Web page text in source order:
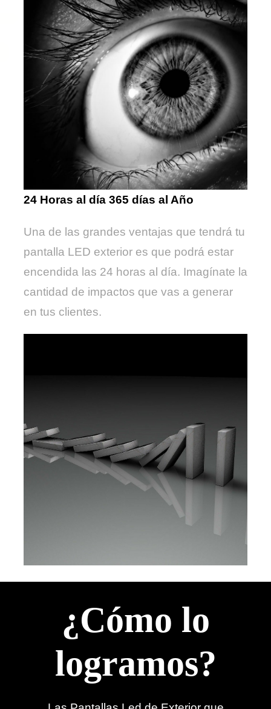
24 Horas al día 365 días al Año
Una de las grandes ventajas que tendrá tu
pantalla LED exterior es que podrá estar
encendida las 24 horas al día. Imagínate la
cantidad de impactos que vas a generar
en tus clientes.
¿Cómo lo
logramos?